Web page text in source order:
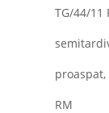
TG/44/11
RM